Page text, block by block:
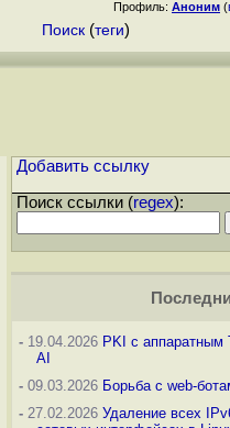
Профиль: Аноним (
Поиск (теги)
Добавить ссылку
Поиск ссылки (regex):
- 19.04.2026 PKI с аппаратным
AI
- 09.03.2026 Борьба с web-
- 27.02.2026 Удаление всех